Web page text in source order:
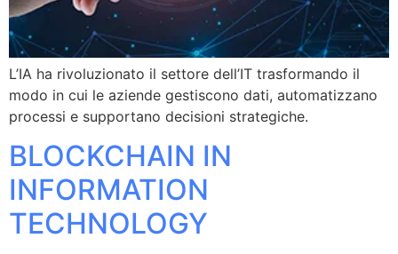
L’IA ha rivoluzionato il settore dell’IT trasformando il
modo in cui le aziende gestiscono dati, automatizzano
processi e supportano decisioni strategiche.
BLOCKCHAIN IN
INFORMATION
TECHNOLOGY